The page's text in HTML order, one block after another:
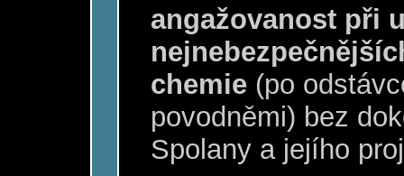
angažovanost při
chemie (po
povodněmi) bez
Spolany a jejího